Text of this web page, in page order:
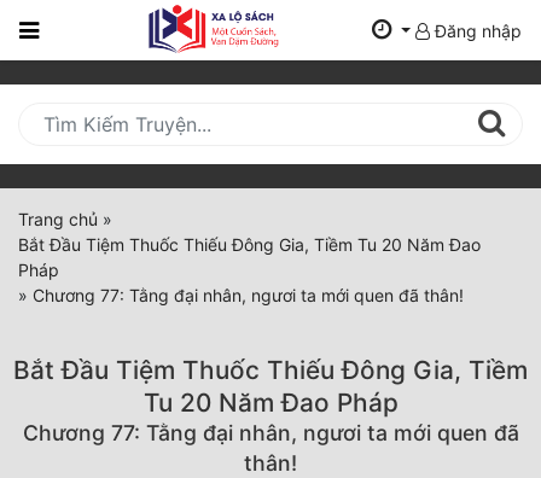
Trang
Mới
Cập
Nhật
(current)
BXH
Truyện Mới Ra
Đăng nhập
Trang chủ »
Bắt Đầu Tiệm Thuốc Thiếu Đông Gia, Tiềm Tu 20 Năm Đao
Pháp
» Chương 77: Tằng đại nhân, ngươi ta mới quen đã thân!
Bắt Đầu Tiệm Thuốc Thiếu Đông Gia, Tiềm
Tu 20 Năm Đao Pháp
Chương 77: Tằng đại nhân, ngươi ta mới quen đã
thân!